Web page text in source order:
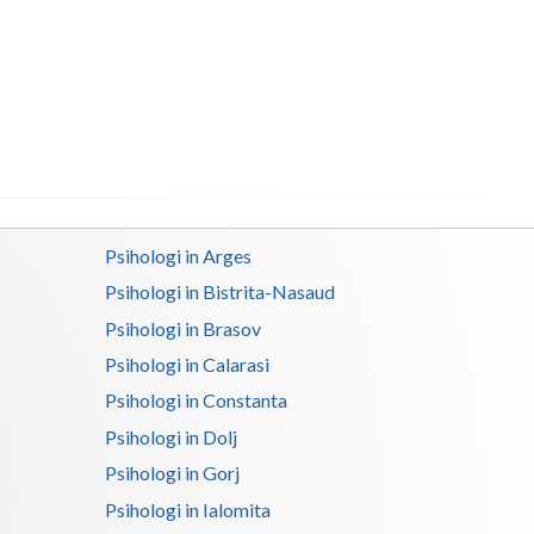
Covasna
Dambovita
Galati
Giurgiu
Gorj
Psihologi in Arges
Psihologi in Bistrita-Nasaud
Psihologi in Brasov
Psihologi in Calarasi
Psihologi in Constanta
Psihologi in Dolj
Psihologi in Gorj
Psihologi in Ialomita